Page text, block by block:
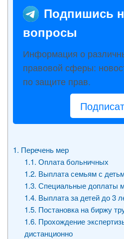
Подпишись
вопросы
Информация о
правовой сферы:
по защите прав.
1. Перечень мер
1.1. Оплата больничных
1.2. Выплата семьям с
1.3. Специальные доплаты
1.4. Выплата за детей до 3
1.5. Постановка на биржу
1.6. Прохождение
дистанционно